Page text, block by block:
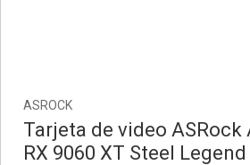
ASROCK
Tarjeta de video ASRock
RX 9060 XT Steel Legend